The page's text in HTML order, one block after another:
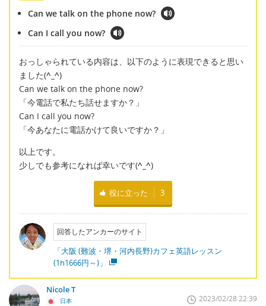
Can we talk on the phone now?
Can I call you now?
おっしゃられている内容は、以下のように表現できると思い
ました(^_^)
Can we talk on the phone now?
「今電話で私たち話せますか？」
Can I call you now?
「今あなたに電話かけて良いですか？」
以上です。
少しでも参考になれば幸いです(^_^)
役に立った 3
回答したアンカーのサイト
「大阪 (難波・堺・河内長野)カフェ英語レッスン
(1h1666円～)」
Nicole T
日本 2023/02/28 22:39